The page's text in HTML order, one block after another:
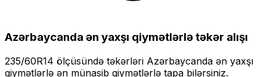
Azərbaycanda ən yaxşı qiymətlərlətəkər alışı
235/60R14 ölçüsündə təkərləri Azərbaycanda ən yaxşı
qiymətlərlə ən münasib qiymətlərlə tapa bilərsiniz.